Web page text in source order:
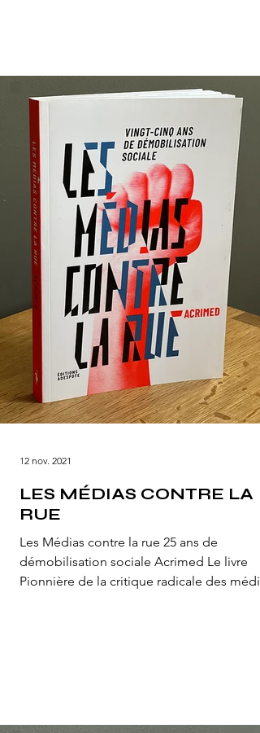
LES MÉDIAS CONTRE LA
RUE
Les Médias contre la rue 25 ans de
démobilisation sociale Acrimed Le livre
Pionnière de la critique radicale des
12 nov. 2021